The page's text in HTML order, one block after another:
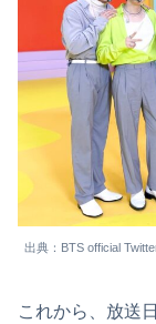
出典：BTS official
これから、放送